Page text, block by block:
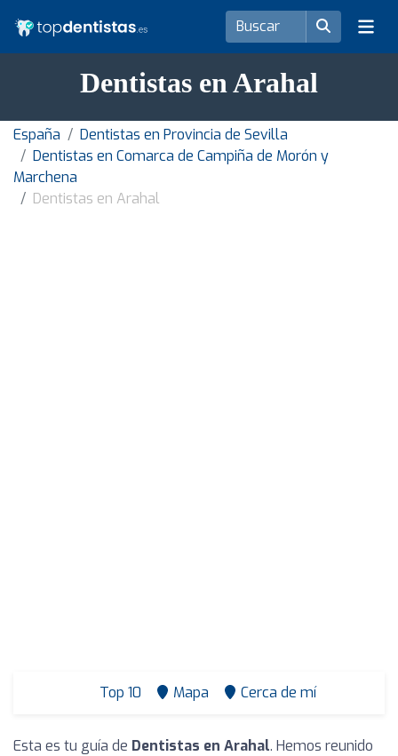
Dentistas en Arahal
España
Dentistas en Provincia de Sevilla
Dentistas en Comarca de Campiña de Morón y
Marchena
Dentistas en Arahal
Top 10 Mapa Cerca de mí
Esta es tu guía de Dentistas en Arahal. Hemos reunido